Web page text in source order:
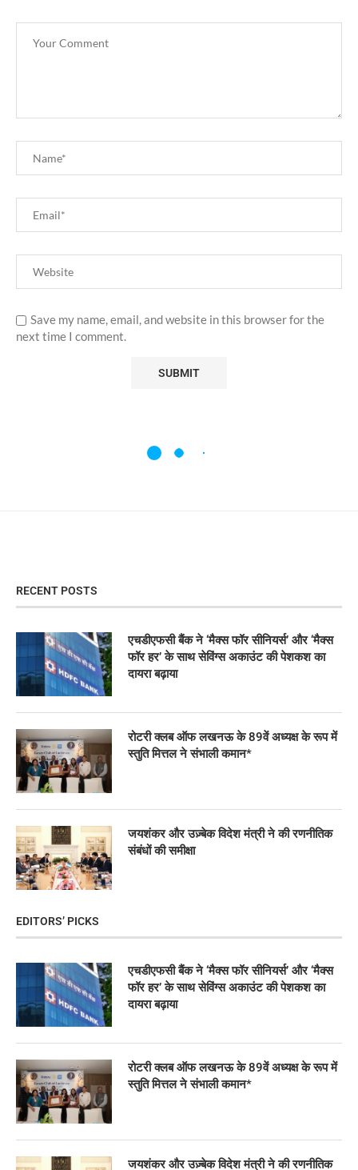
Save my name, email, and website in this browser for the
next time I comment.
RECENT POSTS
एचडीएफसी बैंक ने ‘मैक्स फॉर सीनियर्स’ और ‘मैक्स
फॉर हर’ के साथ सेविंग्स अकाउंट की पेशकश का
दायरा बढ़ाया
रोटरी क्लब ऑफ लखनऊ के 89वें अध्यक्ष के रूप में
स्तुति मित्तल ने संभाली कमान*
जयशंकर और उज़्बेक विदेश मंत्री ने की रणनीतिक
संबंधों की समीक्षा
EDITORS’ PICKS
एचडीएफसी बैंक ने ‘मैक्स फॉर सीनियर्स’ और ‘मैक्स
फॉर हर’ के साथ सेविंग्स अकाउंट की पेशकश का
दायरा बढ़ाया
रोटरी क्लब ऑफ लखनऊ के 89वें अध्यक्ष के रूप में
स्तुति मित्तल ने संभाली कमान*
जयशंकर और उज़्बेक विदेश मंत्री ने की रणनीतिक